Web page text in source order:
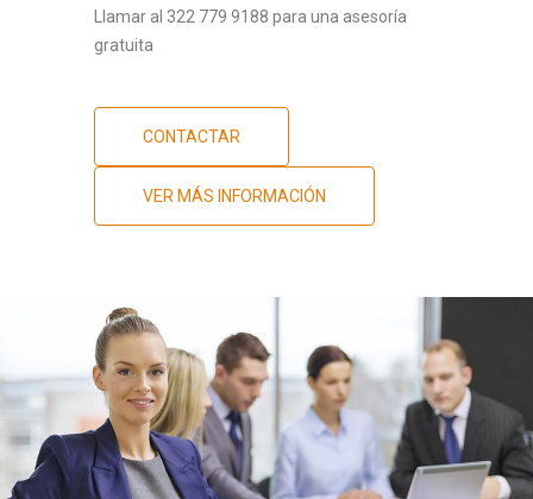
Llamar al 322 779 9188 para una asesoría
gratuita
CONTACTAR
VER MÁS INFORMACIÓN